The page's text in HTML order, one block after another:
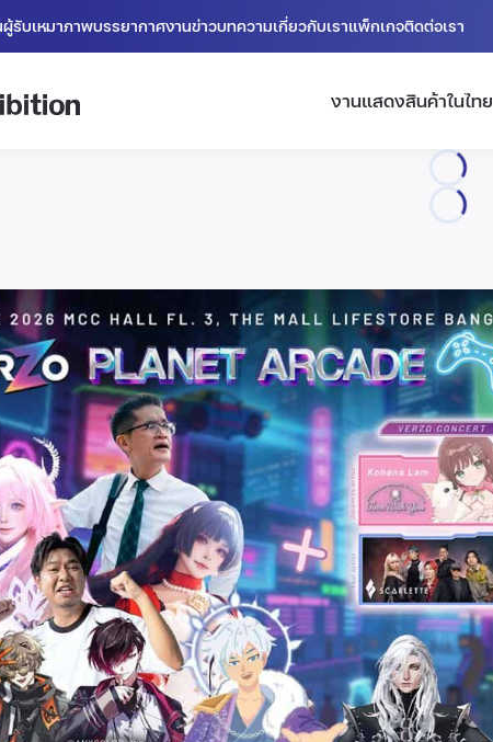
ผู้รับเหมาภาพบรรยากาศงานข่าวบทความเกี่ยวกับเราแพ็กเกจติดต่อเรา
งานแสดงสินค้าในไทย